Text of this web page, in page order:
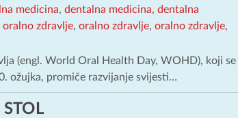
medicina, dentalna medicina, dentalna
oralno zdravlje, oralno zdravlje, oralno zdravlje,
(engl. World Oral Health Day, WOHD), koji se
ožujka, promiče razvijanje svijesti…